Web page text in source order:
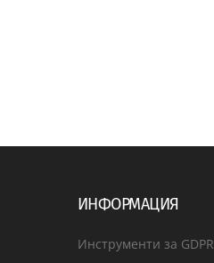
ИНФОРМАЦИЯ
Инструменти за GDPR